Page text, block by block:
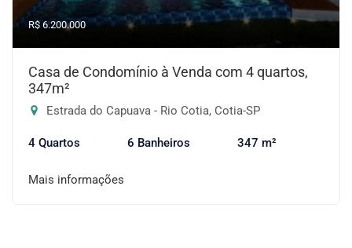
R$ 6.200.000
Casa de Condomínio à Venda com 4 quartos,
347m²
Estrada do Capuava - Rio Cotia, Cotia-SP
4 Quartos 6 Banheiros 347 m²
Mais informações